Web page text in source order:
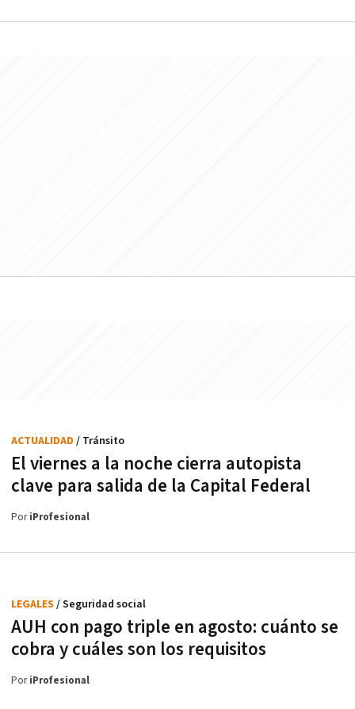
El viernes a la noche cierra autopista
clave para salida de la Capital Federal
ACTUALIDAD / Tránsito
PoriProfesional
AUH con pago triple en agosto: cuánto se
cobra y cuáles son los requisitos
LEGALES / Seguridad social
PoriProfesional